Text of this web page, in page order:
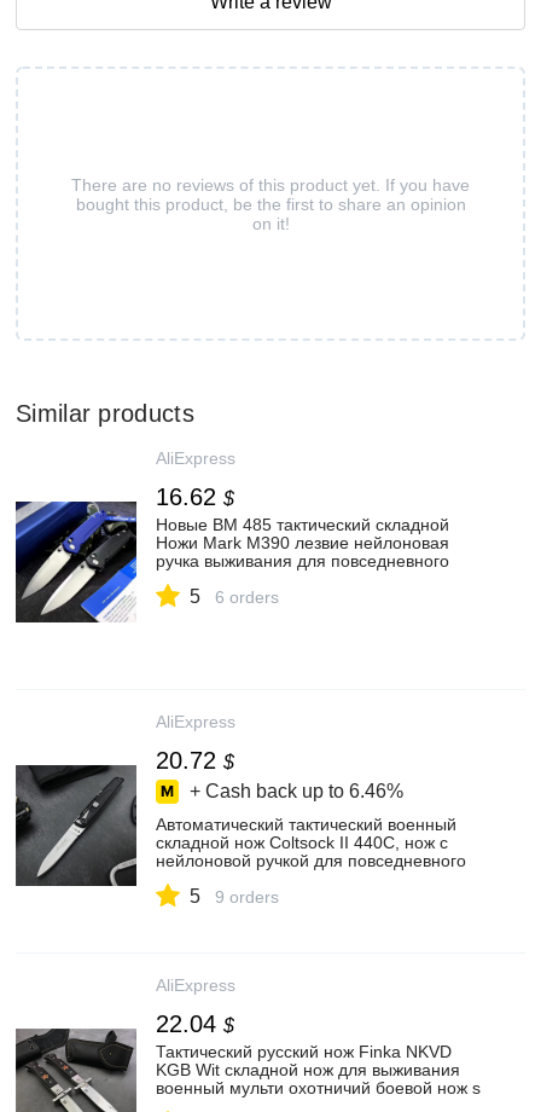
There are no reviews of this product yet. If you have
bought this product, be the first to share an opinion
on it!
Similar products
AliExpress
16.62 $
Новые BM 485 тактический складной
Ножи Mark M390 лезвие нейлоновая
ручка выживания для повседневного
кемпинга, охоты, утилита уличный
5 6 orders
AliExpress
20.72 $
+ Cash back up to 6.46%
Автоматический тактический военный
складной нож Coltsock II 440C, нож с
нейлоновой ручкой для повседневного
5 9 orders
AliExpress
22.04 $
Тактический русский нож Finka NKVD
KGB Wit складной нож для выживания
военный мульти охотничий боевой нож s